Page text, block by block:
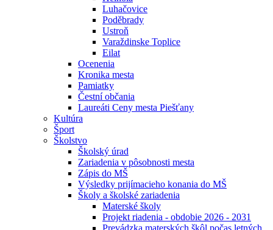
Luhačovice
Poděbrady
Ustroň
Varaždinske Toplice
Eilat
Ocenenia
Kronika mesta
Pamiatky
Čestní občania
Laureáti Ceny mesta Piešťany
Kultúra
Šport
Školstvo
Školský úrad
Zariadenia v pôsobnosti mesta
Zápis do MŠ
Výsledky prijímacieho konania do MŠ
Školy a školské zariadenia
Materské školy
Projekt riadenia - obdobie 2026 - 2031
Prevádzka materských škôl počas letných